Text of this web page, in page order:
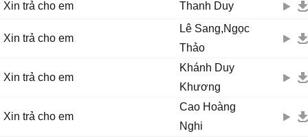
Xin trả cho em
Thanh Duy
Xin trả cho em
Lê Sang,Ngọc
Thảo
Xin trả cho em
Khánh Duy
Khương
Xin trả cho em
Cao Hoàng
Nghi